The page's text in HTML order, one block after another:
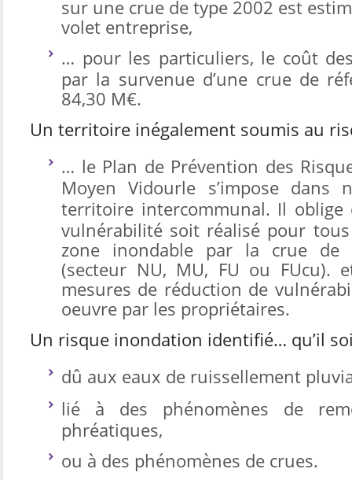
sur une crue de type 2002 est
volet entreprise,
… pour les particuliers, le coût
par la survenue d’une crue de
84,30 M€.
Un territoire inégalement soumis au
… le Plan de Prévention des
Moyen Vidourle s’impose dans
territoire intercommunal. Il oblige
vulnérabilité soit réalisé pour
zone inondable par la crue de
(secteur NU, MU, FU ou FUcu).
mesures de réduction de
oeuvre par les propriétaires.
Un risque inondation identifié… qu’il
dû aux eaux de ruissellement
lié à des phénomènes de
phréatiques,
ou à des phénomènes de crues.